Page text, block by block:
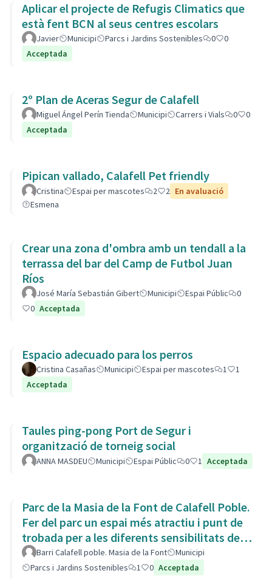
Aplicar el projecte de Refugis Climatics que
està fent BCN al seus centres escolars
Javier Municipi Parcs i Jardins Sostenibles 0
0
Acceptada
2º Plan de Aceras Segur de Calafell
Miguel Ángel Perín Tienda Municipi Carrers i Vials 0
0
Acceptada
Pipican vallado, Calafell Pet friendly
Cristina Espai per mascotes 2 2 En avaluació
Esmena
Crear una zona d'ombra amb un tendall a la
terrassa del bar del Camp de Futbol Juan
Ríos
José María Sebastián Gibert Municipi Espai Públic
0
0 Acceptada
Espacio adecuado para los perros
Cristina Casañas Municipi Espai per mascotes 1
1
Acceptada
Taules ping-pong Port de Segur i
organització de torneig social
ANNA MASDEU Municipi Espai Públic 0 1 Acceptada
Parc de la Masia de la Font de Calafell Poble.
Fer del parc un espai més atractiu i punt de
trobada per a les diferents sensibilitats del
barri.Barri Calafell poble. Masia de la Font
Municipi
Parcs i Jardins Sostenibles
1 0 Acceptada